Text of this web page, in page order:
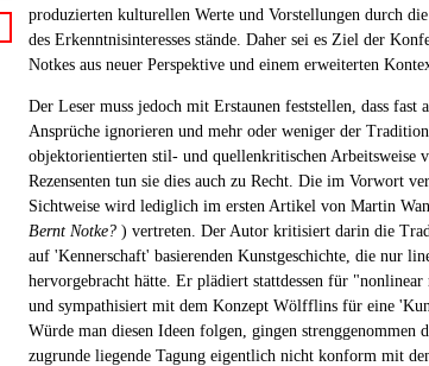
produzierten kulturellen Werte und Vorstellungen durch
des Erkenntnisinteresses stände. Daher sei es Ziel der
Notkes aus neuer Perspektive und einem erweiterten
Der Leser muss jedoch mit Erstaunen feststellen, dass fast
Ansprüche ignorieren und mehr oder weniger der
objektorientierten stil- und quellenkritischen Arbeitsweise
Rezensenten tun sie dies auch zu Recht. Die im Vorwort
Sichtweise wird lediglich im ersten Artikel von Martin
Bernt Notke? ) vertreten. Der Autor kritisiert darin die
auf 'Kennerschaft' basierenden Kunstgeschichte, die nur
hervorgebracht hätte. Er plädiert stattdessen für
und sympathisiert mit dem Konzept Wölfflins für eine
Würde man diesen Ideen folgen, gingen strenggenommen
zugrunde liegende Tagung eigentlich nicht konform mit